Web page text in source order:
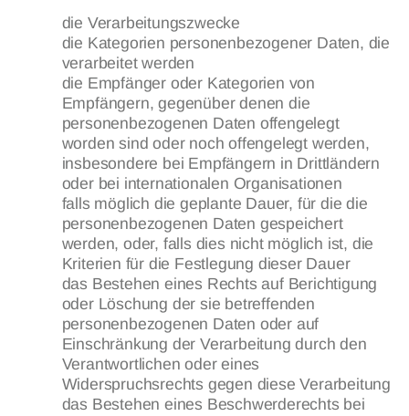
die Verarbeitungszwecke
die Kategorien personenbezogener Daten, die
verarbeitet werden
die Empfänger oder Kategorien von
Empfängern, gegenüber denen die
personenbezogenen Daten offengelegt
worden sind oder noch offengelegt werden,
insbesondere bei Empfängern in Drittländern
oder bei internationalen Organisationen
falls möglich die geplante Dauer, für die die
personenbezogenen Daten gespeichert
werden, oder, falls dies nicht möglich ist, die
Kriterien für die Festlegung dieser Dauer
das Bestehen eines Rechts auf Berichtigung
oder Löschung der sie betreffenden
personenbezogenen Daten oder auf
Einschränkung der Verarbeitung durch den
Verantwortlichen oder eines
Widerspruchsrechts gegen diese Verarbeitung
das Bestehen eines Beschwerderechts bei